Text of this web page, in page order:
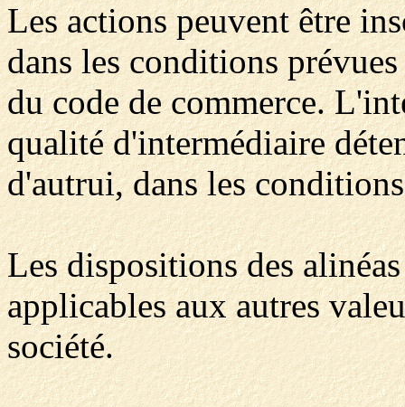
Les actions peuvent être
dans les conditions
du code de commerce.
qualité d'intermédiaire
d'autrui, dans les
Les dispositions des
applicables aux autres
société.